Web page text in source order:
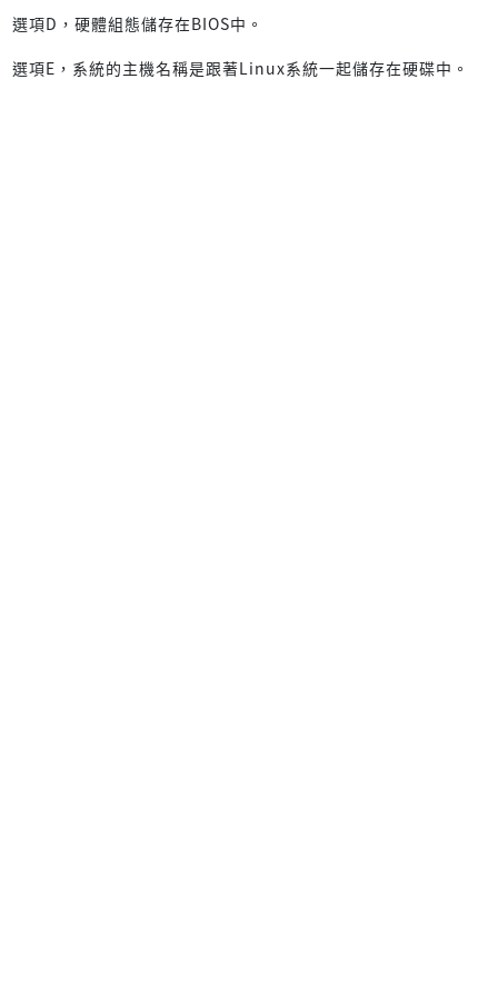
選項D，硬體組態儲存在BIOS中。
選項E，系統的主機名稱是跟著Linux系統一起儲存在硬碟中。